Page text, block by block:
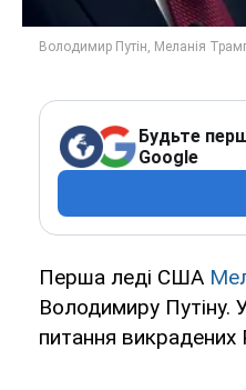
Будьте
Google
Перша леді США
Володимиру Путіну.
питання викрадених